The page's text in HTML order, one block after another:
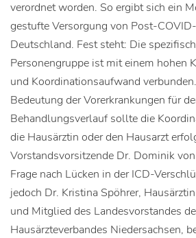
verordnet worden. So ergibt sich ein
gestufte Versorgung von Post-
Deutschland. Fest steht: Die
Personengruppe ist mit einem hohen
und Koordinationsaufwand
Bedeutung der Vorerkrankungen für
Behandlungsverlauf sollte die
die Hausärztin oder den Hausarzt
Vorstandsvorsitzende Dr. Dominik
Frage nach Lücken in der ICD-
jedoch Dr. Kristina Spöhrer,
und Mitglied des Landesvorstandes
Hausärzteverbandes Niedersachsen,